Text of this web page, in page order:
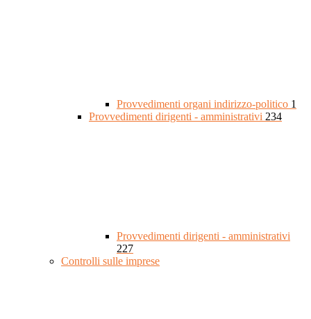
Provvedimenti organi indirizzo-politico 1
Provvedimenti dirigenti - amministrativi 234
Provvedimenti dirigenti - amministrativi
227
Controlli sulle imprese